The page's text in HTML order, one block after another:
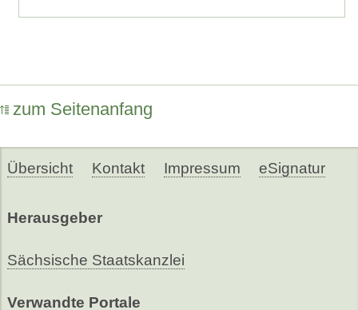
zum Seitenanfang
Übersicht Kontakt Impressum eSignatur
Herausgeber
Sächsische Staatskanzlei
Verwandte Portale